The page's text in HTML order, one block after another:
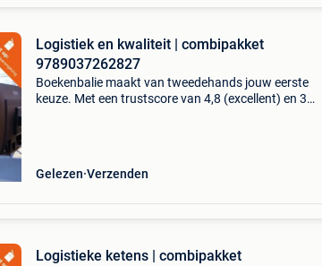
Logistiek en kwaliteit | combipakket
9789037262827
Boekenbalie maakt van tweedehands jouw eerste
keuze. Met een trustscore van 4,8 (excellent) en 30
Gelezen Verzenden
Logistieke ketens | combipakket